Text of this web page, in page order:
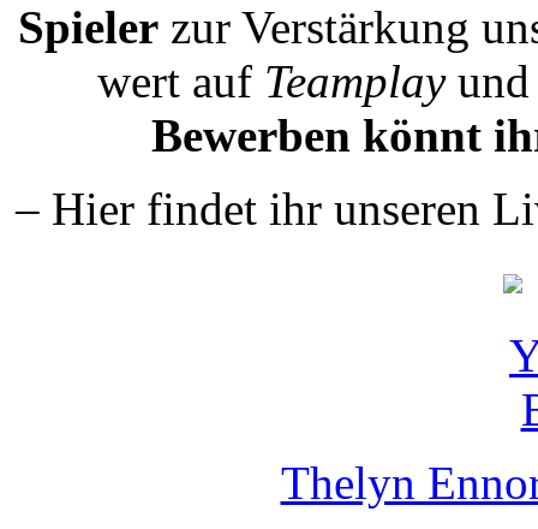
Spieler zur Verstärkung
wert auf Teamplay
Bewerben könnt
– Hier findet ihr unseren
Thelyn